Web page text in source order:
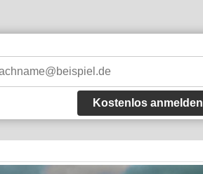
Kostenlos anmelden